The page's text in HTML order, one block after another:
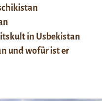
in Usbekistan
und wofür ist er